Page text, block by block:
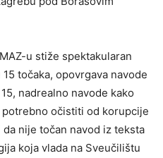
u stiže spektakularan
točaka, opovrgava navode
nadrealno navode kako
očistiti od korupcije
nije točan navod iz teksta
koja vlada na Sveučilištu